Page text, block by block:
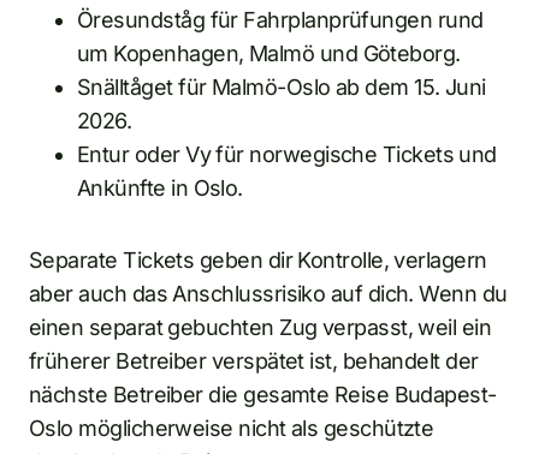
Öresundståg für Fahrplanprüfungen rund
um Kopenhagen, Malmö und Göteborg.
Snälltåget für Malmö-Oslo ab dem 15. Juni
2026.
Entur oder Vy für norwegische Tickets und
Ankünfte in Oslo.
Separate Tickets geben dir Kontrolle, verlagern
aber auch das Anschlussrisiko auf dich. Wenn du
einen separat gebuchten Zug verpasst, weil ein
früherer Betreiber verspätet ist, behandelt der
nächste Betreiber die gesamte Reise Budapest-
Oslo möglicherweise nicht als geschützte